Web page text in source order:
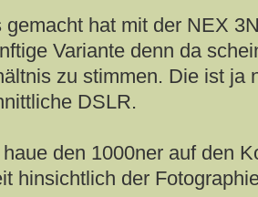
gemacht hat mit der NEX
Variante denn da
zu stimmen. Die ist ja
DSLR.
den 1000ner auf den
hinsichtlich der